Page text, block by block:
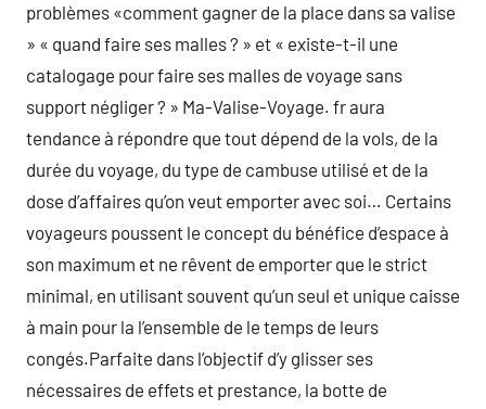
problèmes «comment gagner de la place dans sa valise
» « quand faire ses malles ? » et « existe-t-il une
catalogage pour faire ses malles de voyage sans
support négliger ? » Ma-Valise-Voyage. fr aura
tendance à répondre que tout dépend de la vols, de la
durée du voyage, du type de cambuse utilisé et de la
dose d’affaires qu’on veut emporter avec soi… Certains
voyageurs poussent le concept du bénéfice d’espace à
son maximum et ne rêvent de emporter que le strict
minimal, en utilisant souvent qu’un seul et unique caisse
à main pour la l’ensemble de le temps de leurs
congés.Parfaite dans l’objectif d’y glisser ses
nécessaires de effets et prestance, la botte de